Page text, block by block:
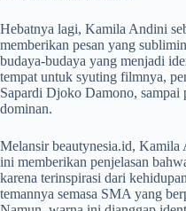
Hebatnya lagi, Kamila Andini
memberikan pesan yang
budaya-budaya yang menjadi
tempat untuk syuting filmnya,
Sapardi Djoko Damono, sampai
dominan.
Melansir beautynesia.id, Kamila
ini memberikan penjelasan
karena terinspirasi dari
temannya semasa SMA yang